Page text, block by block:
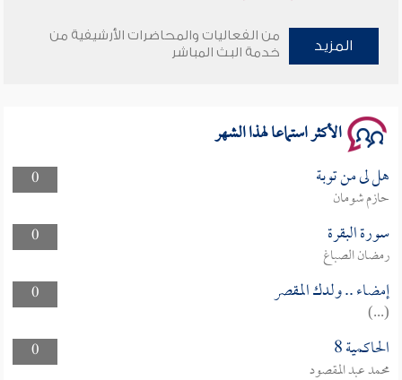
وأمنهم من خوف 9
المزيد
من الفعاليات والمحاضرات الأرشيفية من
خدمة البث المباشر
الأكثر استماعا لهذا الشهر
0 هل لى من توبة
حازم شومان
0
سورة البقرة
رمضان الصباغ
0
إمضاء .. ولدك المقصر
(...)
0
الحاكمية 8
محمد عبد المقصود